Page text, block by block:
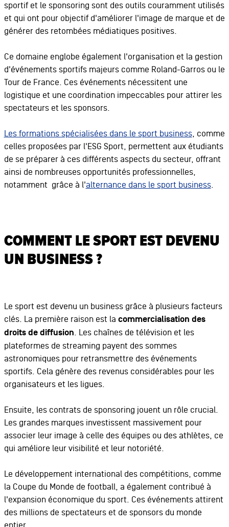
sportif et le sponsoring sont des outils couramment utilisés
et qui ont pour objectif d'améliorer l'image de marque et de
générer des retombées médiatiques positives.
Ce domaine englobe également l'organisation et la gestion
d'événements sportifs majeurs comme Roland-Garros ou le
Tour de France. Ces événements nécessitent une
logistique et une coordination impeccables pour attirer les
spectateurs et les sponsors.
Les formations spécialisées dans le sport business, comme
celles proposées par l'ESG Sport, permettent aux étudiants
de se préparer à ces différents aspects du secteur, offrant
ainsi de nombreuses opportunités professionnelles,
notamment grâce à l'alternance dans le sport business.
COMMENT LE SPORT EST DEVENU
UN BUSINESS ?
Le sport est devenu un business grâce à plusieurs facteurs
clés. La première raison est la commercialisation des
droits de diffusion. Les chaînes de télévision et les
plateformes de streaming payent des sommes
astronomiques pour retransmettre des événements
sportifs. Cela génère des revenus considérables pour les
organisateurs et les ligues.
Ensuite, les contrats de sponsoring jouent un rôle crucial.
Les grandes marques investissent massivement pour
associer leur image à celle des équipes ou des athlètes, ce
qui améliore leur visibilité et leur notoriété.
Le développement international des compétitions, comme
la Coupe du Monde de football, a également contribué à
l'expansion économique du sport. Ces événements attirent
des millions de spectateurs et de sponsors du monde